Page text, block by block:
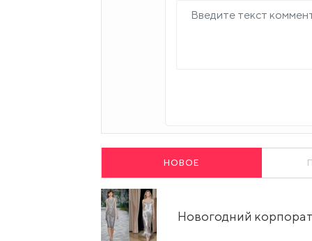
НОВОЕ
Новогодний